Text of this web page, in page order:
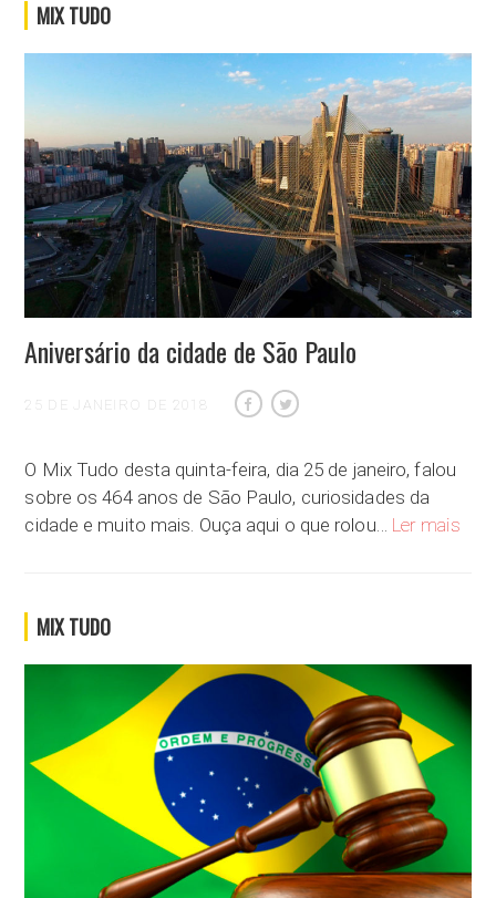
MIX TUDO
Aniversário da cidade de São Paulo
25 DE JANEIRO DE 2018
O Mix Tudo desta quinta-feira, dia 25 de janeiro, falou
sobre os 464 anos de São Paulo, curiosidades da
cidade e muito mais. Ouça aqui o que rolou… Ler mais
MIX TUDO